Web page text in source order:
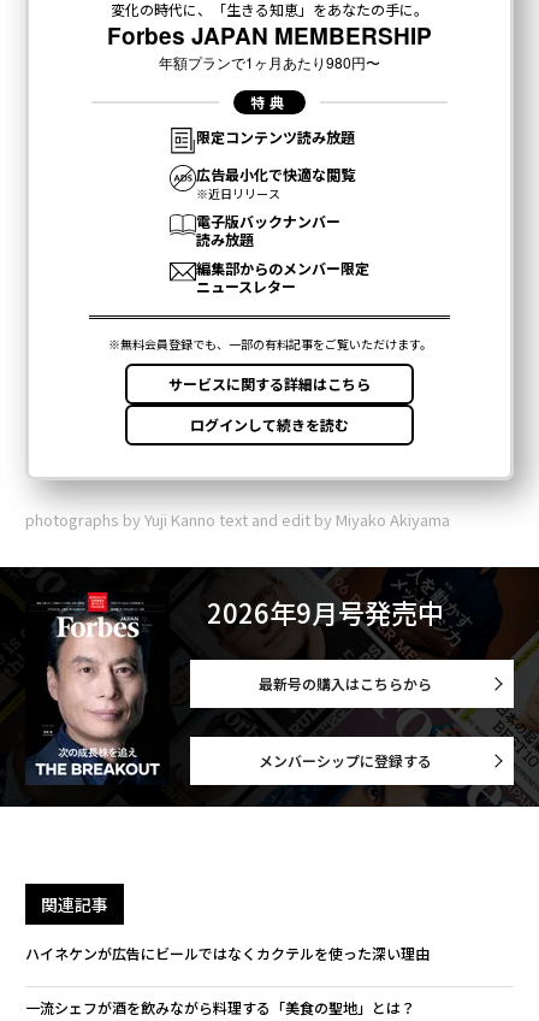
photographs by Yuji Kanno text and edit by Miyako Akiyama
2026年9月号発売中
最新号の購入はこちらから
メンバーシップに登録する
関連記事
ハイネケンが広告にビールではなくカクテルを使った深い理由
一流シェフが酒を飲みながら料理する「美食の聖地」とは？